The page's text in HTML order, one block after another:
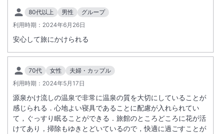
80代以上 男性
グループ
利用時期： 2024年6月26日
安心して旅にかけられる
70代 女性
夫婦・カップル
利用時期： 2024年5月17日
源泉かけ流しの温泉で非常に温泉の質を大切にしていることが
感じられる．心地よい寝具であることに配慮が入れられてい
て，ぐっすり眠ることができる．旅館のところどころに花が活
けてあり，掃除もゆきとどいているので，快適に過ごすことが